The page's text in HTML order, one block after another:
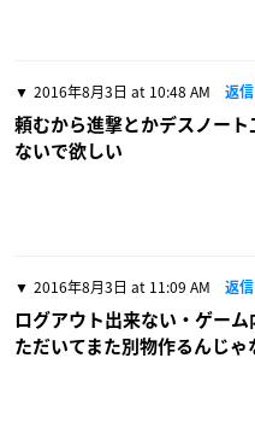
2016年8月3日 at 10:48 AM 返信
頼むから進撃とかデスノー
ないで欲しい
2016年8月3日 at 11:09 AM 返信
ログアウト出来ない・ゲー
ただいてまた別物作るんじゃ